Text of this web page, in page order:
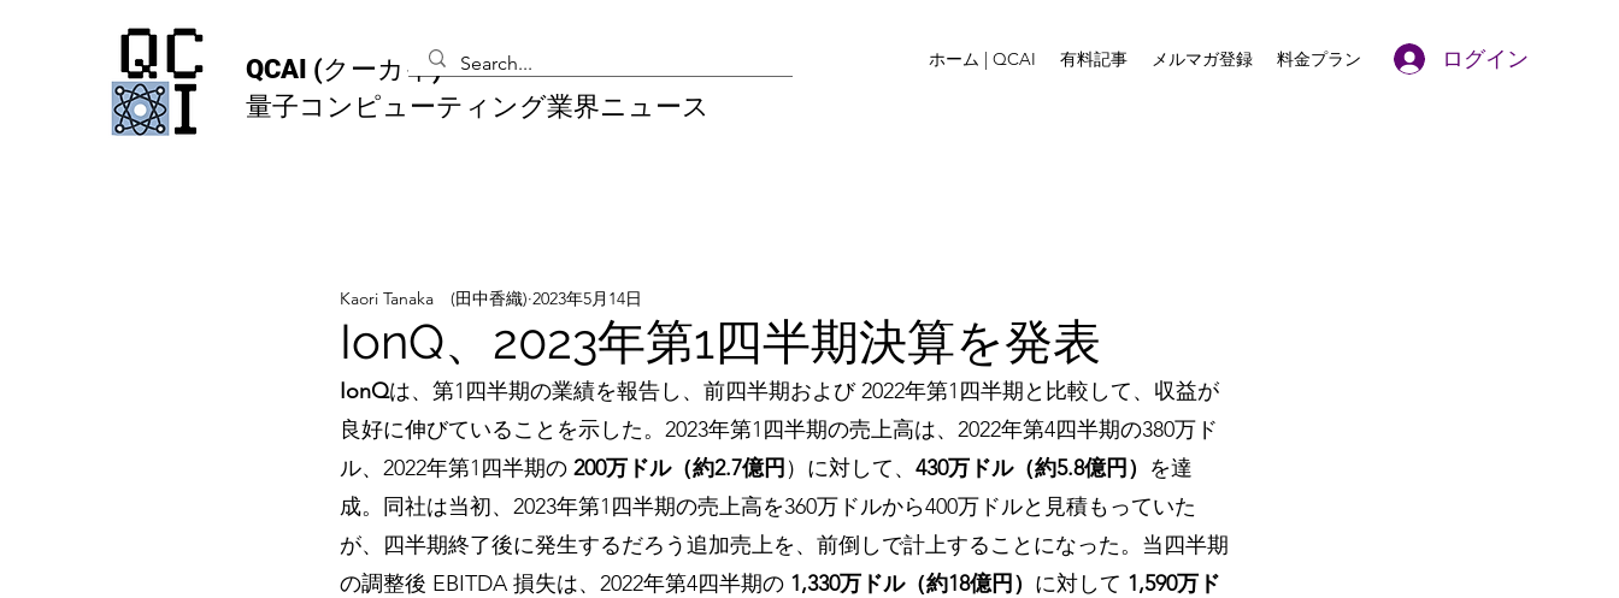
QCAI (クーカイ)
量子コンピューティング業界ニュース
ホーム | QCAI 有料記事 メルマガ登録 料金プラン ログイン
IonQ、2023年第1四半期決算を発表
Kaori Tanaka (田中香織) 2023年5月14日
IonQは、第1四半期の業績を報告し、前四半期および 2022年第1四半期と比較して、収益が
良好に伸びていることを示した。2023年第1四半期の売上高は、2022年第4四半期の380万ド
ル、2022年第1四半期の 200万ドル（約2.7億円 ）に対して、 430万ドル（約5.8億円） を達
成。同社は当初、2023年第1四半期の売上高を360万ドルから400万ドルと見積もっていた
が、四半期終了後に発生するだろう追加売上を、前倒しで計上することになった。当四半期
の調整後 EBITDA 損失は、2022年第4四半期の 1,330万ドル（約18億円） に対して 1,590万ド